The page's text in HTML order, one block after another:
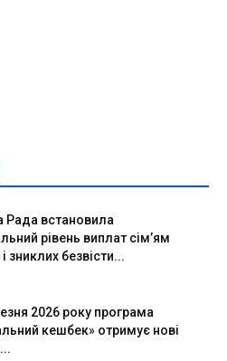
Рада встановила
рівень виплат сім’ям
зниклих безвісти...
2026 року програма
кешбек» отримує нові